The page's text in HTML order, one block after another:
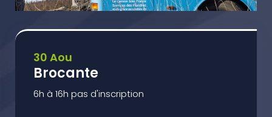
30 Aou
Brocante
6h à 16h pas d'inscription